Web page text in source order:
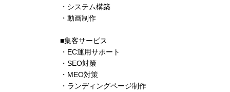
・システム構築
・動画制作
■集客サービス
・EC運用サポート
・SEO対策
・MEO対策
・ランディングページ制作